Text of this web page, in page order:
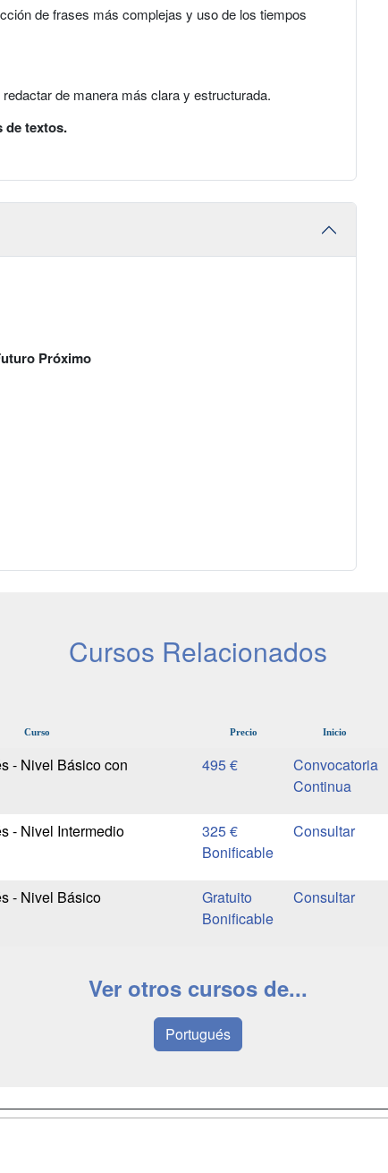
de frases más complejas y uso de los tiempos
redactar de manera más clara y estructurada.
de textos.
Próximo
Cursos Relacionados
Curso Precio Inicio
- Nivel Básico con
495 €
Convocatoria
Continua
- Nivel Intermedio
325 €
Bonificable
- Nivel Básico
Gratuito
Bonificable
Ver otros cursos de...
Portugués